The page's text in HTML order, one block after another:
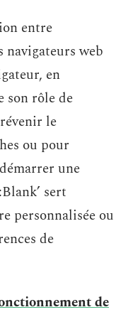
entre
navigateurs web
en
son rôle de
le
ou pour
une
sert
personnalisée ou
de
de